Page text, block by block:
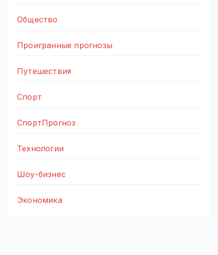
Общество
Проигранные прогнозы
Путешествия
Спорт
СпортПрогноз
Технологии
Шоу-бизнес
Экономика